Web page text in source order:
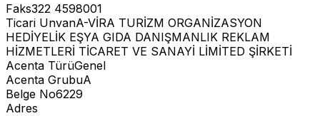
Faks322 4598001
Ticari UnvanA-VİRA TURİZM ORGANİZASYON
HEDİYELİK EŞYA GIDA DANIŞMANLIK REKLAM
HİZMETLERİ TİCARET VE SANAYİ LİMİTED ŞİRKETİ
Acenta TürüGenel
Acenta GrubuA
Belge No6229
Adres